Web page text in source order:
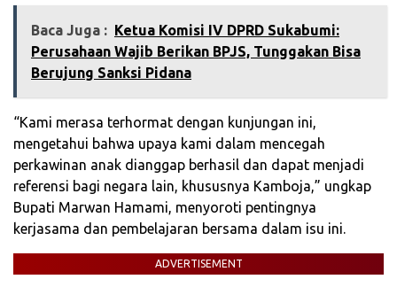
Baca Juga : ‎Ketua Komisi IV DPRD Sukabumi:
Perusahaan Wajib Berikan BPJS, Tunggakan Bisa
Berujung Sanksi Pidana
“Kami merasa terhormat dengan kunjungan ini,
mengetahui bahwa upaya kami dalam mencegah
perkawinan anak dianggap berhasil dan dapat menjadi
referensi bagi negara lain, khususnya Kamboja,” ungkap
Bupati Marwan Hamami, menyoroti pentingnya
kerjasama dan pembelajaran bersama dalam isu ini.
ADVERTISEMENT